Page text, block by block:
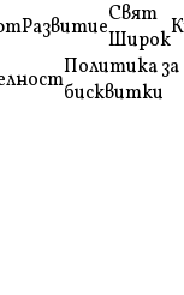
РазвитиеСвят
Широк
Политика за
бисквитки